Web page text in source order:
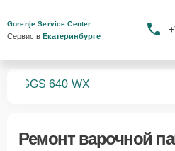
Gorenje Service Center
Сервис в Екатеринбурге
GGS 640 WX
Ремонт варочной